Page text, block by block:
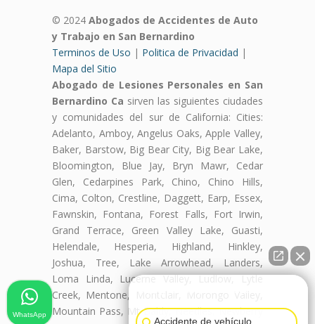
© 2024 Abogados de Accidentes de Auto
y Trabajo en San Bernardino
Terminos de Uso | Politica de Privacidad |
Mapa del Sitio
Abogado de Lesiones Personales en San
Bernardino Ca sirven las siguientes ciudades
y comunidades del sur de California: Cities:
Adelanto, Amboy, Angelus Oaks, Apple Valley,
Baker, Barstow, Big Bear City, Big Bear Lake,
Bloomington, Blue Jay, Bryn Mawr, Cedar
Glen, Cedarpines Park, Chino, Chino Hills,
Cima, Colton, Crestline, Daggett, Earp, Essex,
Fawnskin, Fontana, Forest Falls, Fort Irwin,
Grand Terrace, Green Valley Lake, Guasti,
Helendale, Hesperia, Highland, Hinkley,
Joshua, Tree, Lake Arrowhead, Landers,
Loma Linda, Lucerne Valley, Ludlow, Lytle
Creek, Mentone, Montclair, Morongo Valley,
Mountain Pass, Mt Baldy, Needles, Newberry
Accidente de vehículo
WhatsApp